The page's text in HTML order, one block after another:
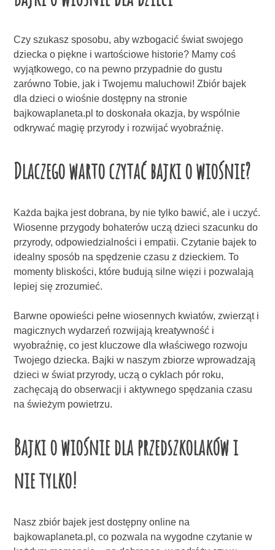
Czy szukasz sposobu, aby wzbogacić świat swojego
dziecka o piękne i wartościowe historie? Mamy coś
wyjątkowego, co na pewno przypadnie do gustu
zarówno Tobie, jak i Twojemu maluchowi! Zbiór bajek
dla dzieci o wiośnie dostępny na stronie
bajkowaplaneta.pl to doskonała okazja, by wspólnie
odkrywać magię przyrody i rozwijać wyobraźnię.
Dlaczego warto czytać bajki o wiośnie?
Każda bajka jest dobrana, by nie tylko bawić, ale i uczyć.
Wiosenne przygody bohaterów uczą dzieci szacunku do
przyrody, odpowiedzialności i empatii. Czytanie bajek to
idealny sposób na spędzenie czasu z dzieckiem. To
momenty bliskości, które budują silne więzi i pozwalają
lepiej się zrozumieć.
Barwne opowieści pełne wiosennych kwiatów, zwierząt i
magicznych wydarzeń rozwijają kreatywność i
wyobraźnię, co jest kluczowe dla właściwego rozwoju
Twojego dziecka. Bajki w naszym zbiorze wprowadzają
dzieci w świat przyrody, uczą o cyklach pór roku,
zachęcają do obserwacji i aktywnego spędzania czasu
na świeżym powietrzu.
Bajki o wiośnie dla przedszkolaków i
nie tylko!
Nasz zbiór bajek jest dostępny online na
bajkowaplaneta.pl, co pozwala na wygodne czytanie w